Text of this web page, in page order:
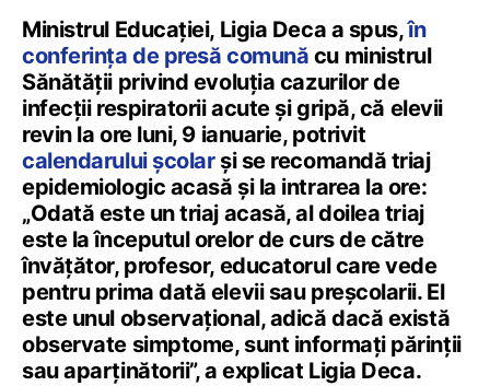
Ministrul Educației, Ligia Deca a spus,în
conferința de presă comună cu ministrul
Sănătății privind evoluția cazurilor de
infecții respiratorii acute și gripă, că elevii
revin la ore luni, 9 ianuarie, potrivit
calendarului școlarși se recomandă triaj
epidemiologic acasă și la intrarea la ore:
„Odată este un triaj acasă, al doilea triaj
este la începutul orelor de curs de către
învățător, profesor, educatorul care vede
pentru prima dată elevii sau preșcolarii. El
este unul observațional, adică dacă există
observate simptome, sunt informați părinții
sau aparținătorii”, a explicat Ligia Deca.